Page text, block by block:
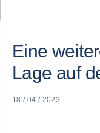
Eine
Lage auf
18 / 04 / 2023